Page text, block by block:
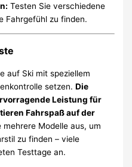
Testen Sie verschiedene
Fahrgefühl zu finden.
auf Ski mit speziellem
setzen.Die
Leistung für
Fahrspaß auf der
Modelle aus, um
zu finden – viele
Testtage an.